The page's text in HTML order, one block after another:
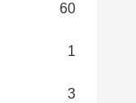
60
1
3